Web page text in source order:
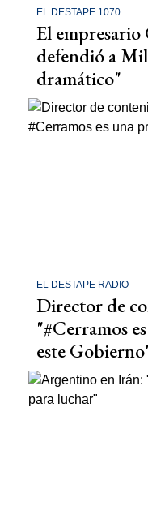
EL DESTAPE 1070
El
defendió a
dramático"
EL DESTAPE RADIO
Director de
"#Cerramos
este